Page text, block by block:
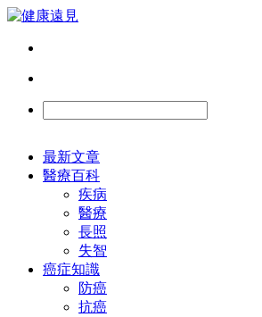
最新文章
醫療百科
疾病
醫療
長照
失智
癌症知識
防癌
抗癌